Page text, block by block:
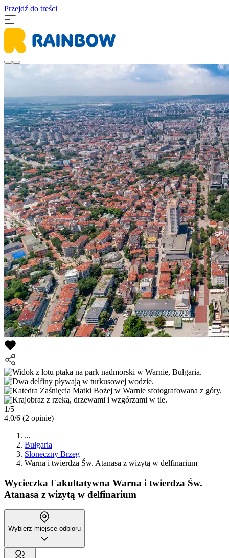
Przejdź do treści
1/5
4.0/6 (2 opinie)
...
Bułgaria
Słoneczny Brzeg
Warna i twierdza Św. Atanasa z wizytą w delfinarium
Wycieczka Fakultatywna Warna i twierdza Św.
Atanasa z wizytą w delfinarium
Wybierz miejsce odbioru